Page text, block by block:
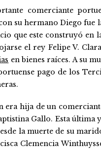
comerciante
su hermano Diego fue
que este construyó en
el rey Felipe V.
en bienes raíces. A su
pago de los
era hija de un
Gallo. Esta
la muerte de su
Clemencia